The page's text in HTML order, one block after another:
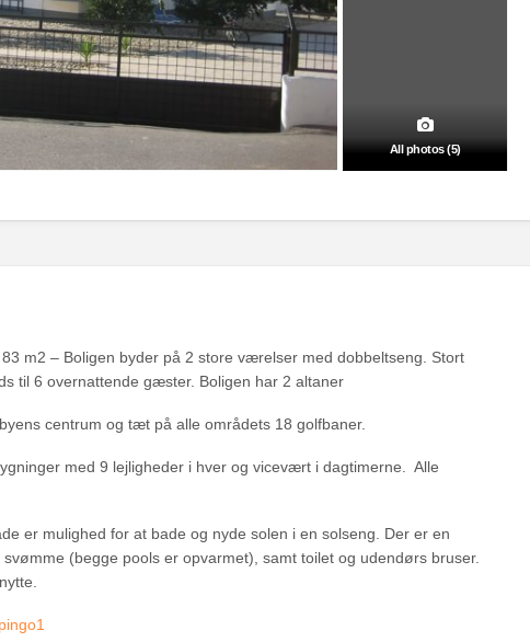
All photos (5)
m2 – Boligen byder på 2 store værelser med dobbeltseng. Stort
til 6 overnattende gæster. Boligen har 2 altaner
centrum og tæt på alle områdets 18 golfbaner.
med 9 lejligheder i hver og vicevært i dagtimerne. Alle
er mulighed for at bade og nyde solen i en solseng. Der er en
(begge pools er opvarmet), samt toilet og udendørs bruser.